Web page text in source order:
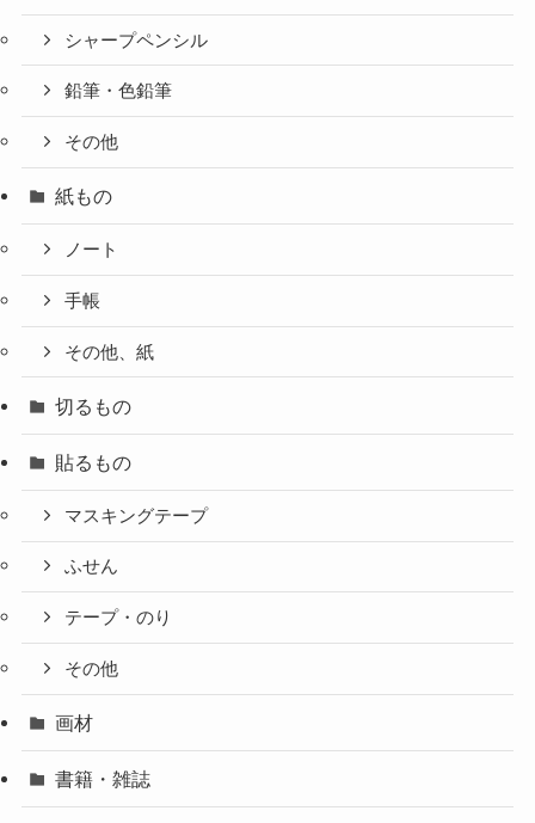
シャープペンシル
鉛筆・色鉛筆
その他
紙もの
ノート
手帳
その他、紙
切るもの
貼るもの
マスキングテープ
ふせん
テープ・のり
その他
画材
書籍・雑誌